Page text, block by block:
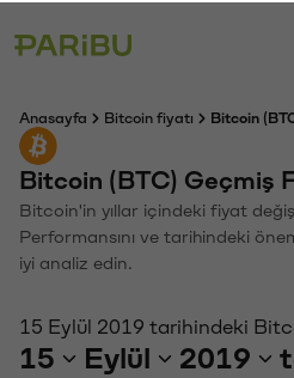
Anasayfa Bitcoin fiyatı Bitcoin
Bitcoin (BTC) Geçmiş
Bitcoin'in yıllar içindeki fiyat
Performansını ve tarihindeki
iyi analiz edin.
15 Eylül 2019 tarihindeki
15 Eylül 2019